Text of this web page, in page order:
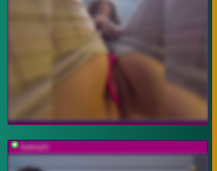
SydneySi